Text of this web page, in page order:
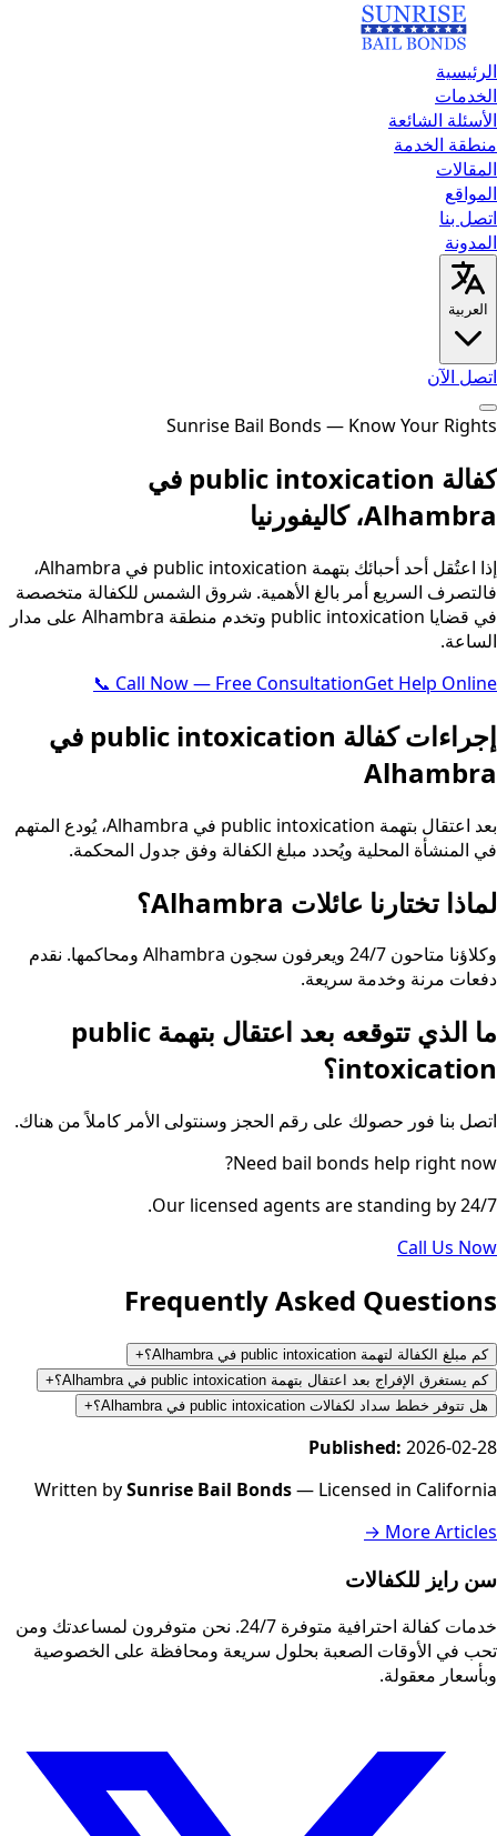
الرئيسية
الخدمات
الأسئلة الشائعة
منطقة الخدمة
المقالات
المواقع
اتصل بنا
المدونة
العربية
اتصل الآن
الرئيسيةالخدماتالأسئلة الشائعةمنطقة الخدمةالمقالات
English العربية Español
Sunrise Bail Bonds — Know Your Rights
كفالة public intoxication في
Alhambra، كاليفورنيا
إذا اعتُقل أحد أحبائك بتهمة public intoxication في Alhambra،
فالتصرف السريع أمر بالغ الأهمية. شروق الشمس للكفالة متخصصة
في قضايا public intoxication وتخدم منطقة Alhambra على مدار
الساعة.
📞 Call Now — Free ConsultationGet Help Online
إجراءات كفالة public intoxication في
Alhambra
بعد اعتقال بتهمة public intoxication في Alhambra، يُودع المتهم
في المنشأة المحلية ويُحدد مبلغ الكفالة وفق جدول المحكمة.
لماذا تختارنا عائلات Alhambra؟
وكلاؤنا متاحون 24/7 ويعرفون سجون Alhambra ومحاكمها. نقدم
دفعات مرنة وخدمة سريعة.
ما الذي تتوقعه بعد اعتقال بتهمة public
intoxication؟
اتصل بنا فور حصولك على رقم الحجز وسنتولى الأمر كاملاً من هناك.
Need bail bonds help right now?
Our licensed agents are standing by 24/7.
Call Us Now
Frequently Asked Questions
كم مبلغ الكفالة لتهمة public intoxication في Alhambra؟
+
كم يستغرق الإفراج بعد اعتقال بتهمة public intoxication في Alhambra؟
+
هل تتوفر خطط سداد لكفالات public intoxication في Alhambra؟
+
Published: 2026-02-28
Written bySunrise Bail Bonds— Licensed in California
More Articles →
سن رايز للكفالات
خدمات كفالة احترافية متوفرة 24/7. نحن متوفرون لمساعدتك ومن
تحب في الأوقات الصعبة بحلول سريعة ومحافظة على الخصوصية
وبأسعار معقولة.